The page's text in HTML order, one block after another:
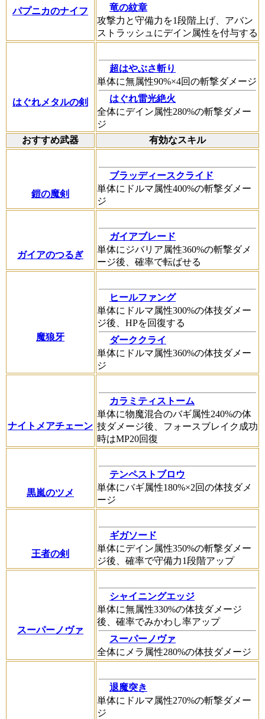
パプニカのナイフ
竜の紋章
攻撃力と守備力を1段階上げ、アバン
ストラッシュにデイン属性を付与する
はぐれメタルの剣
超はやぶさ斬り
単体に無属性90%×4回の斬撃ダメージ
はぐれ雷光絶火
全体にデイン属性280%の斬撃ダメー
ジ
おすすめ武器
有効なスキル
鎧の魔剣
ブラッディースクライド
単体にドルマ属性400%の斬撃ダメー
ジ
ガイアのつるぎ
ガイアブレード
単体にジバリア属性360%の斬撃ダメ
ージ後、確率で転ばせる
魔狼牙
ヒールファング
単体にドルマ属性300%の体技ダメー
ジ後、HPを回復する
ダーククライ
単体にドルマ属性360%の体技ダメー
ジ
ナイトメアチェーン
カラミティストーム
単体に物魔混合のバギ属性240%の体
技ダメージ後、フォースブレイク成功
時はMP20回復
黒嵐のツメ
テンペストブロウ
単体にバギ属性180%×2回の体技ダメ
ージ
王者の剣
ギガソード
単体にデイン属性350%の斬撃ダメー
ジ後、確率で守備力1段階アップ
スーパーノヴァ
シャイニングエッジ
単体に無属性330%の体技ダメージ
後、確率でみかわし率アップ
スーパーノヴァ
全体にメラ属性280%の体技ダメージ
退魔突き
単体にドルマ属性270%の斬撃ダメー
ジ